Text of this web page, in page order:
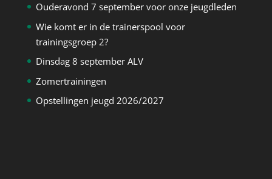
Ouderavond 7 september voor onze jeugdleden
Wie komt er in de trainerspool voor
trainingsgroep 2?
Dinsdag 8 september ALV
Zomertrainingen
Opstellingen jeugd 2026/2027